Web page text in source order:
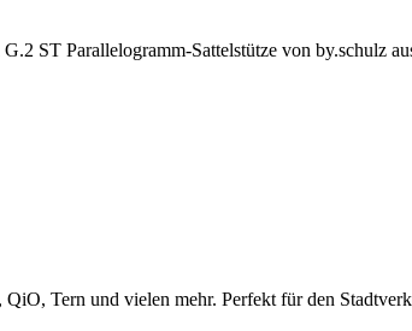
ST Parallelogramm-Sattelstütze von by.schulz
Tern und vielen mehr. Perfekt für den